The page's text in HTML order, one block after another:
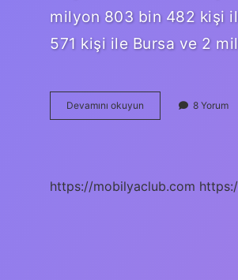
milyon 803 bin 482 kişi
571 kişi ile Bursa ve 2
Devamını okuyun
Çok
8 Yorum
https://mobilyaclub.com